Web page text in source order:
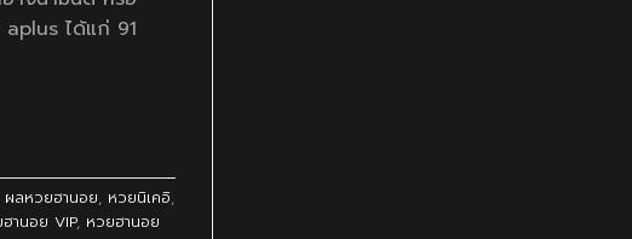
aplus ได้แก่ 91
ผลหวยฮานอย, หวยนิเคอิ,
านอย VIP, หวยฮานอย